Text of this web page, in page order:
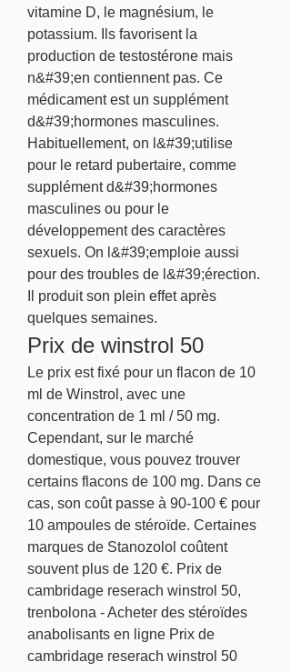
vitamine D, le magnésium, le
potassium. Ils favorisent la
production de testostérone mais
n&#39;en contiennent pas. Ce
médicament est un supplément
d&#39;hormones masculines.
Habituellement, on l&#39;utilise
pour le retard pubertaire, comme
supplément d&#39;hormones
masculines ou pour le
développement des caractères
sexuels. On l&#39;emploie aussi
pour des troubles de l&#39;érection.
Il produit son plein effet après
quelques semaines.
Prix de winstrol 50
Le prix est fixé pour un flacon de 10
ml de Winstrol, avec une
concentration de 1 ml / 50 mg.
Cependant, sur le marché
domestique, vous pouvez trouver
certains flacons de 100 mg. Dans ce
cas, son coût passe à 90-100 € pour
10 ampoules de stéroïde. Certaines
marques de Stanozolol coûtent
souvent plus de 120 €. Prix de
cambridage reserach winstrol 50,
trenbolona - Acheter des stéroïdes
anabolisants en ligne Prix de
cambridage reserach winstrol 50